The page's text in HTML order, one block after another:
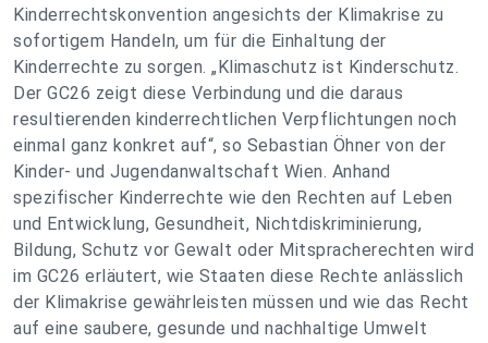
Kinderrechtskonvention angesichts der Klimakrise zu
sofortigem Handeln, um für die Einhaltung der
Kinderrechte zu sorgen. „Klimaschutz ist Kinderschutz.
Der GC26 zeigt diese Verbindung und die daraus
resultierenden kinderrechtlichen Verpflichtungen noch
einmal ganz konkret auf“, so Sebastian Öhner von der
Kinder- und Jugendanwaltschaft Wien. Anhand
spezifischer Kinderrechte wie den Rechten auf Leben
und Entwicklung, Gesundheit, Nichtdiskriminierung,
Bildung, Schutz vor Gewalt oder Mitspracherechten wird
im GC26 erläutert, wie Staaten diese Rechte anlässlich
der Klimakrise gewährleisten müssen und wie das Recht
auf eine saubere, gesunde und nachhaltige Umwelt